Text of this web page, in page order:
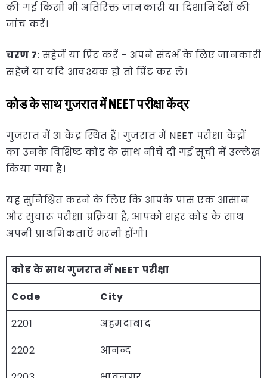
की गई किसी भी अतिरिक्त जानकारी या दिशानिर्देशों की
जांच करें।
चरण 7: सहेजें या प्रिंट करें – अपने संदर्भ के लिए जानकारी
सहेजें या यदि आवश्यक हो तो प्रिंट कर लें।
कोड के साथ गुजरात में NEET परीक्षा केंद्र
गुजरात में 31 केंद्र स्थित हैं। गुजरात में NEET परीक्षा केंद्रों
का उनके विशिष्ट कोड के साथ नीचे दी गई सूची में उल्लेख
किया गया है।
यह सुनिश्चित करने के लिए कि आपके पास एक आसान
और सुचारू परीक्षा प्रक्रिया है, आपको शहर कोड के साथ
अपनी प्राथमिकताएँ भरनी होंगी।
कोड के साथ गुजरात में NEET परीक्षा
Code
City
2201
अहमदाबाद
2202
आनन्द